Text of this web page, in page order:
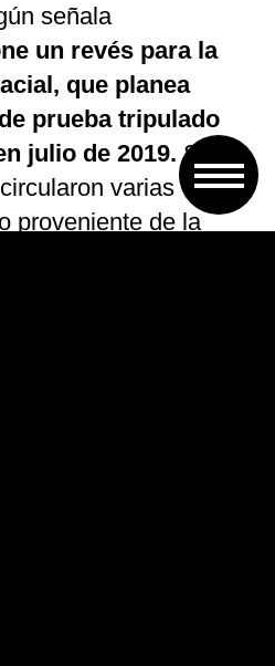
señala
un revés para la
que planea
prueba tripulado
julio de 2019. Sobre
varias
proveniente de la